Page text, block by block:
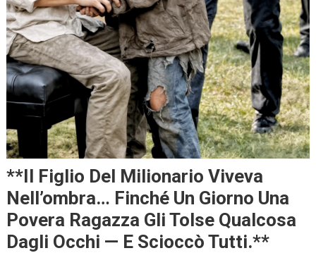
**Il Figlio Del Milionario Viveva
Nell’ombra… Finché Un Giorno Una
Povera Ragazza Gli Tolse Qualcosa
Dagli Occhi — E Scioccò Tutti.**